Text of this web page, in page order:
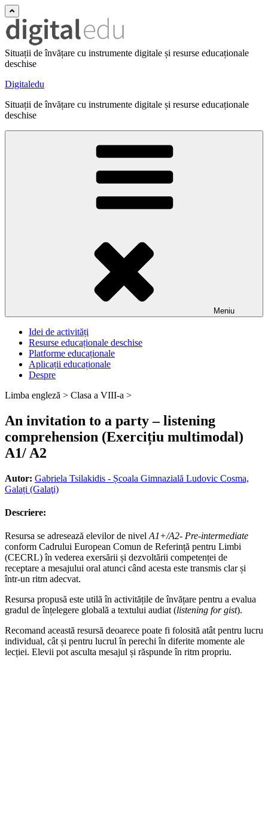
Situații de învățare cu instrumente digitale și resurse educaționale
deschise
Digitaledu
Situații de învățare cu instrumente digitale și resurse educaționale
deschise
Meniu
Idei de activități
Resurse educaționale deschise
Platforme educaționale
Aplicații educaționale
Despre
Limba engleză > Clasa a VIII-a >
An invitation to a party – listening
comprehension (Exercițiu multimodal)
A1/ A2
Autor: Gabriela Tsilakidis - Școala Gimnazială Ludovic Cosma,
Galați (Galaţi)
Descriere:
Resursa se adresează elevilor de nivel A1+/A2- Pre-intermediate
conform Cadrului European Comun de Referință pentru Limbi
(CECRL) în vederea exersării și dezvoltării competenței de
receptare a mesajului oral atunci când acesta este transmis clar și
într-un ritm adecvat.
Resursa propusă este utilă în activitățile de învățare pentru a evalua
gradul de înțelegere globală a textului audiat (listening for gist).
Recomand această resursă deoarece poate fi folosită atât pentru lucru
individual, cât și pentru lucrul în perechi în diferite momente ale
lecției. Elevii pot asculta mesajul și răspunde în ritm propriu.